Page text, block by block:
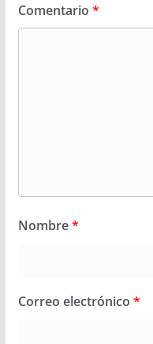
Comentario *
Nombre*
Correo electrónico *